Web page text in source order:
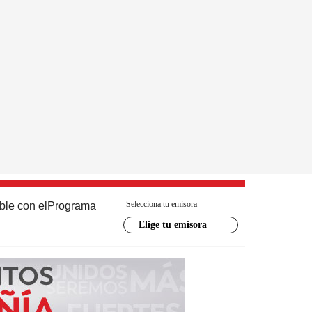
con el Programa Selecciona tu emisora
Elige tu emisora